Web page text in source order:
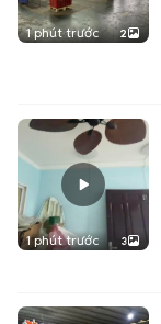
1 phút trước 2
1 phút trước 3